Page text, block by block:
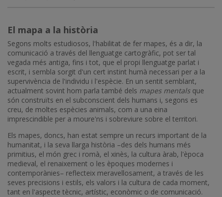
El mapa a la història
Segons molts estudiosos, l'habilitat de fer mapes, és a dir, la
comunicació a través del llenguatge cartogràfic, pot ser tal
vegada més antiga, fins i tot, que el propi llenguatge parlat i
escrit, i sembla sorgit d'un cert instint humà necessari per a la
supervivència de l'individu i l'espècie. En un sentit semblant,
actualment sovint hom parla també dels mapes mentals que
són construïts en el subconscient dels humans i, segons es
creu, de moltes espècies animals, com a una eina
imprescindible per a moure'ns i sobreviure sobre el territori.
Els mapes, doncs, han estat sempre un recurs important de la
humanitat, i la seva llarga història –des dels humans més
primitius, el món grec i romà, el xinès, la cultura àrab, l'època
medieval, el renaixement o les èpoques modernes i
contemporànies– reflecteix meravellosament, a través de les
seves precisions i estils, els valors i la cultura de cada moment,
tant en l'aspecte tècnic, artístic, econòmic o de comunicació.